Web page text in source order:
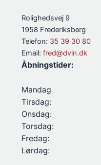
Rolighedsvej 9
1958 Frederiksberg
Telefon: 35 39 30 80
Email: fred@dvin.dk
Åbningstider:
Mandag
Tirsdag:
Onsdag:
Torsdag:
Fredag:
Lørdag: